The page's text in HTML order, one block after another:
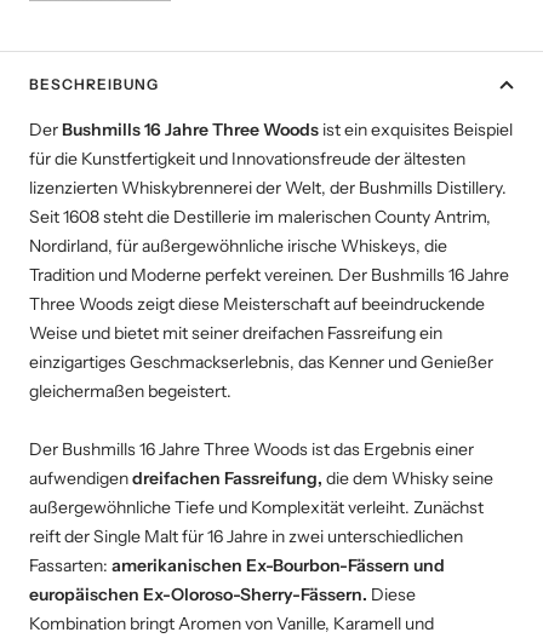
BESCHREIBUNG
DerBushmills 16 Jahre Three Woods ist ein exquisites Beispiel
für die Kunstfertigkeit und Innovationsfreude der ältesten
lizenzierten Whiskybrennerei der Welt, der Bushmills Distillery.
Seit 1608 steht die Destillerie im malerischen County Antrim,
Nordirland, für außergewöhnliche irische Whiskeys, die
Tradition und Moderne perfekt vereinen. Der Bushmills 16 Jahre
Three Woods zeigt diese Meisterschaft auf beeindruckende
Weise und bietet mit seiner dreifachen Fassreifung ein
einzigartiges Geschmackserlebnis, das Kenner und Genießer
gleichermaßen begeistert.
Der Bushmills 16 Jahre Three Woods ist das Ergebnis einer
aufwendigendreifachen Fassreifung, die dem Whisky seine
außergewöhnliche Tiefe und Komplexität verleiht. Zunächst
reift der Single Malt für 16 Jahre in zwei unterschiedlichen
Fassarten: amerikanischen Ex-Bourbon-Fässern und
europäischen Ex-Oloroso-Sherry-Fässern. Diese
Kombination bringt Aromen von Vanille, Karamell und